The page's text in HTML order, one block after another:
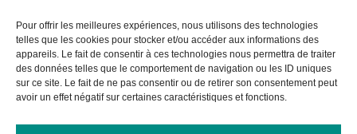
Pour offrir les meilleures expériences, nous utilisons des technologies
telles que les cookies pour stocker et/ou accéder aux informations des
appareils. Le fait de consentir à ces technologies nous permettra de traiter
des données telles que le comportement de navigation ou les ID uniques
sur ce site. Le fait de ne pas consentir ou de retirer son consentement peut
avoir un effet négatif sur certaines caractéristiques et fonctions.
L’entrée de l’Alae